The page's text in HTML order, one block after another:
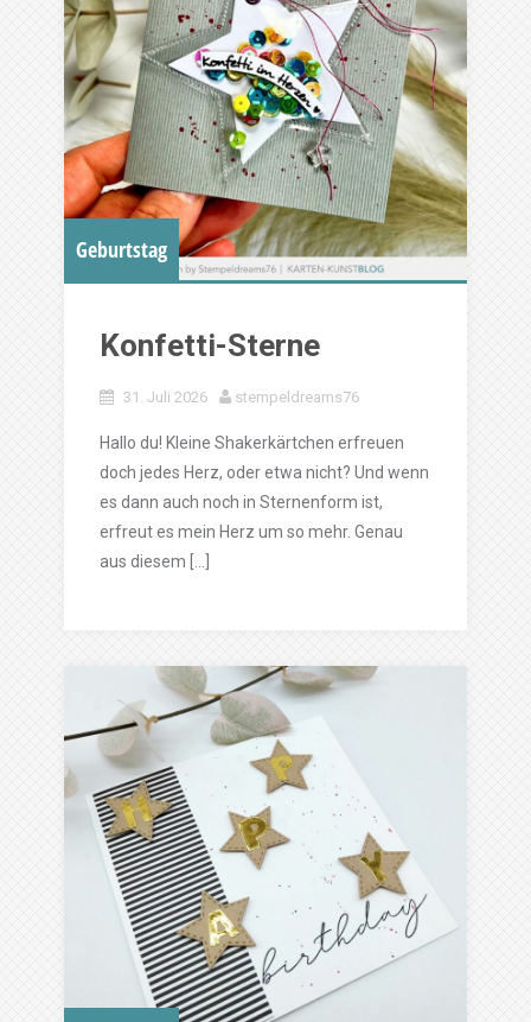
Geburtstag
Konfetti-Sterne
31. Juli 2026 stempeldreams76
Hallo du! Kleine Shakerkärtchen erfreuen
doch jedes Herz, oder etwa nicht? Und wenn
es dann auch noch in Sternenform ist,
erfreut es mein Herz um so mehr. Genau
aus diesem […]